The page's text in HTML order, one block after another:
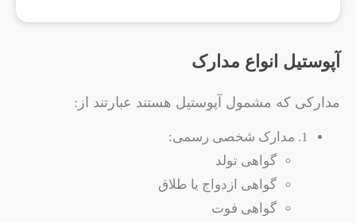
آپوستیل انواع مدارک
مدارکی که مشمول آپوستیل هستند عبارتند از:
1. مدارک شخصی رسمی:
گواهی تولد
گواهی ازدواج یا طلاق
گواهی فوت